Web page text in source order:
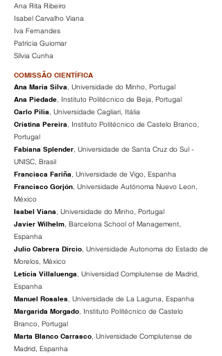
Ana Rita Ribeiro
Isabel Carvalho Viana
Iva Fernandes
Patrícia Guiomar
Sílvia Cunha
COMISSÃO CIENTÍFICA
Ana Maria Silva, Universidade do Minho, Portugal
Ana Piedade, Instituto Politécnico de Beja, Portugal
Carlo Pilia, Universidade Cagliari, Itália
Cristina Pereira, Instituto Politécnico de Castelo Branco,
Portugal
Fabiana Splender, Universidade de Santa Cruz do Sul -
UNISC, Brasil
Francisca Fariña, Universidade de Vigo, Espanha
Francisco Gorjón, Universidade Autónoma Nuevo Leon,
México
Isabel Viana, Universidade do Minho, Portugal
Javier Wilhelm, Barcelona School of Management,
Espanha
Julio Cabrera Dircio, Universidade Autonoma do Estado de
Morelos, México
Letícia Villaluenga, Universidad Complutense de Madrid,
Espanha
Manuel Rosales, Universidade de La Laguna, Espanha
Margarida Morgado, Instituto Politécnico de Castelo
Branco, Portugal
Marta Blanco Carrasco, Universidade Complutense de
Madrid, Espanha